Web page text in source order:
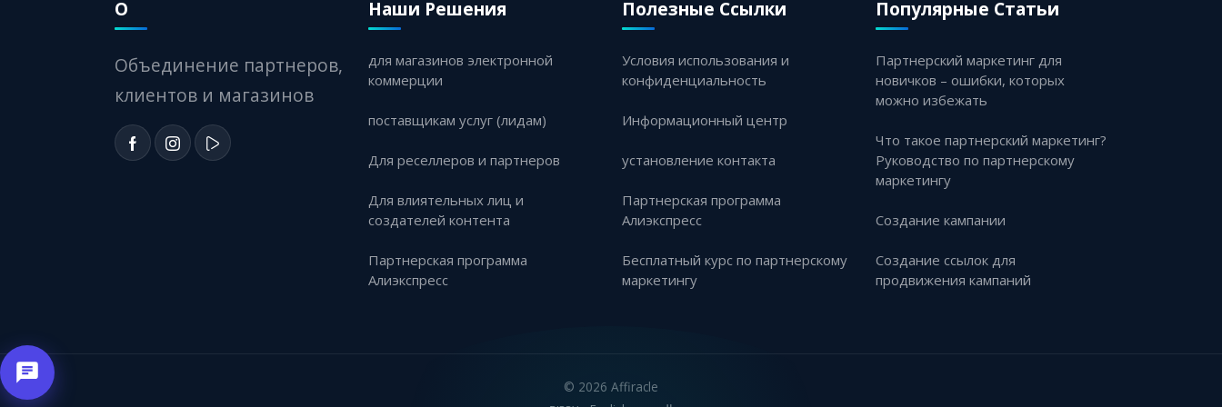
О
Объединение партнеров,
клиентов и магазинов
Наши Решения
для магазинов электронной
коммерции
поставщикам услуг (лидам)
Для реселлеров и партнеров
Для влиятельных лиц и
создателей контента
Партнерская программа
Алиэкспресс
Полезные Ссылки
Условия использования и
конфиденциальность
Информационный центр
установление контакта
Партнерская программа
Алиэкспресс
Бесплатный курс по партнерскому
маркетингу
Популярные Статьи
Партнерский маркетинг для
новичков – ошибки, которых
можно избежать
Что такое партнерский маркетинг?
Руководство по партнерскому
маркетингу
Создание кампании
Создание ссылок для
продвижения кампаний
© 2026 Affiracle